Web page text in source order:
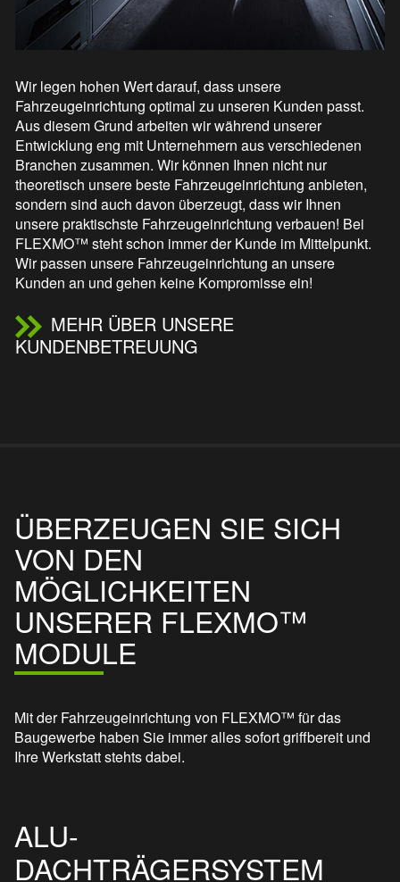
Wir legen hohen Wert darauf, dass unsere
Fahrzeugeinrichtung optimal zu unseren Kunden passt.
Aus diesem Grund arbeiten wir während unserer
Entwicklung eng mit Unternehmern aus verschiedenen
Branchen zusammen. Wir können Ihnen nicht nur
theoretisch unsere beste Fahrzeugeinrichtung anbieten,
sondern sind auch davon überzeugt, dass wir Ihnen
unsere praktischste Fahrzeugeinrichtung verbauen! Bei
FLEXMO™ steht schon immer der Kunde im Mittelpunkt.
Wir passen unsere Fahrzeugeinrichtung an unsere
Kunden an und gehen keine Kompromisse ein!
MEHR ÜBER UNSERE
KUNDENBETREUUNG
ÜBERZEUGEN SIE SICH
VON DEN
MÖGLICHKEITEN
UNSERER FLEXMO™
MODULE
Mit der Fahrzeugeinrichtung von FLEXMO™ für das
Baugewerbe haben Sie immer alles sofort griffbereit und
Ihre Werkstatt stehts dabei.
ALU-
DACHTRÄGERSYSTEM